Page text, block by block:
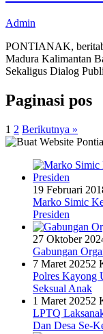
Admin
PONTIANAK,
Madura Kalimantan
Sekaligus Dialog
Paginasi pos
1 2 Berikutnya »
19 Februari
Marko Simic
Presiden
27 Oktober
Gabungan
7 Maret 20252
Polres Kayong
Seksual Anak
1 Maret 20252
LPTQ
Dan Desa Se-